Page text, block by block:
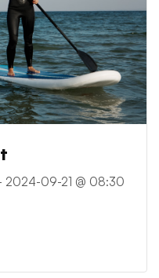
09-21 @ 08:30